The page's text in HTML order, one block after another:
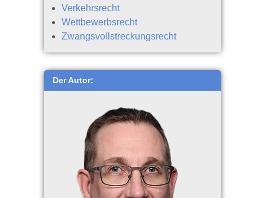
Verkehrsrecht
Wettbewerbsrecht
Zwangsvollstreckungsrecht
Der Autor: